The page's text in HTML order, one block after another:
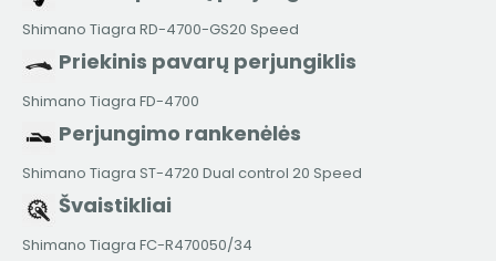
Shimano Tiagra RD-4700-GS20 Speed
Priekinis pavarų perjungiklis
Shimano Tiagra FD-4700
Perjungimo rankenėlės
Shimano Tiagra ST-4720 Dual control 20 Speed
Švaistikliai
Shimano Tiagra FC-R470050/34